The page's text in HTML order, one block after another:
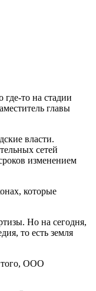
то на стадии
главы
власти.
сетей
изменением
которые
Но на сегодня,
то есть земля
того, ООО